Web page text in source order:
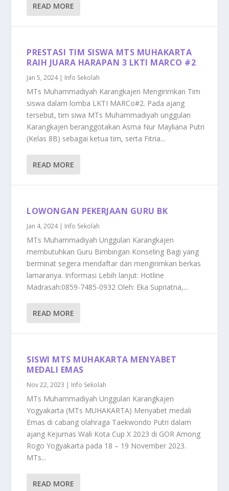
READ MORE
PRESTASI TIM SISWA MTS MUHAKARTA
RAIH JUARA HARAPAN 3 LKTI MARCO #2
Jan 5, 2024| Info Sekolah
MTs Muhammadiyah Karangkajen Mengirimkan Tim
siswa dalam lomba LKTI MARCo#2. Pada ajang
tersebut, tim siwa MTs Muhammadiyah unggulan
Karangkajen beranggotakan Asma Nur Mayliana Putri
(Kelas 8B) sebagai ketua tim, serta Fitria...
READ MORE
LOWONGAN PEKERJAAN GURU BK
Jan 4, 2024| Info Sekolah
MTs Muhammadiyah Unggulan Karangkajen
membutuhkan Guru Bimbingan Konseling Bagi yang
berminat segera mendaftar dan mengirimkan berkas
lamaranya. Informasi Lebih lanjut: Hotline
Madrasah:0859-7485-0932 Oleh: Eka Supriatna,...
READ MORE
SISWI MTS MUHAKARTA MENYABET
MEDALI EMAS
Nov 22, 2023 | Info Sekolah
MTs Muhammadiyah Unggulan Karangkajen
Yogyakarta (MTs MUHAKARTA) Menyabet medali
Emas di cabang olahraga Taekwondo Putri dalam
ajang Kejurnas Wali Kota Cup X 2023 di GOR Among
Rogo Yogyakarta pada 18 – 19 November 2023.
MTs...
READ MORE